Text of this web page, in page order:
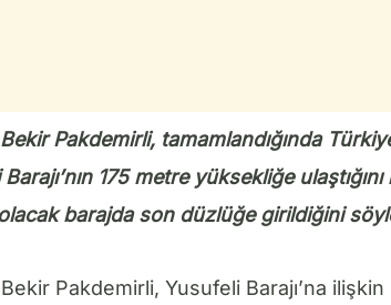
Pakdemirli, tamamlandığında
175 metre yüksekliğe
barajda son düzlüğe girildiğini
Pakdemirli, Yusufeli Barajı’na